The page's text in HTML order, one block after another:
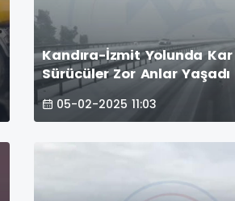
Kandıra-İzmit Yolunda Kar
Sürücüler Zor Anlar Yaşadı
05-02-2025 11:03